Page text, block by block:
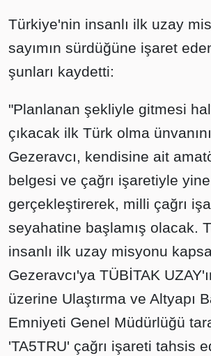
Türkiye'nin insanlı ilk uzay
sayımın sürdüğüne işaret
şunları kaydetti:
"Planlanan şekliyle gitmesi
çıkacak ilk Türk olma
Gezeravcı, kendisine ait
belgesi ve çağrı işaretiyle
gerçekleştirerek, milli çağrı
seyahatine başlamış olacak.
insanlı ilk uzay misyonu
Gezeravcı'ya TÜBİTAK
üzerine Ulaştırma ve Altyapı
Emniyeti Genel Müdürlüğü
'TA5TRU' çağrı işareti tahsis